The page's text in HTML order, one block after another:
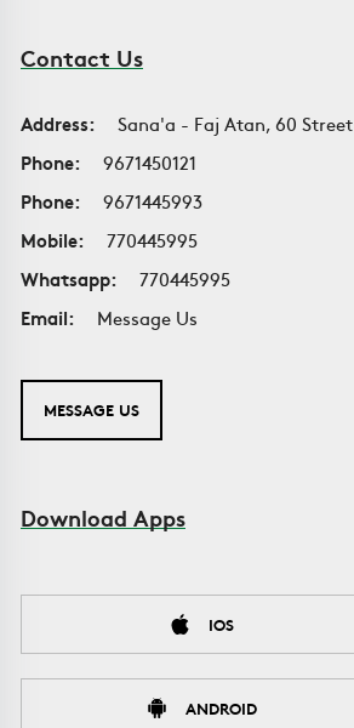
Contact Us
Address:
Sana'a - Faj Atan, 60 Street
Phone:
9671450121
Phone:
9671445993
Mobile:
770445995
Whatsapp:
770445995
Email:
Message Us
MESSAGE US
Download Apps
IOS
ANDROID